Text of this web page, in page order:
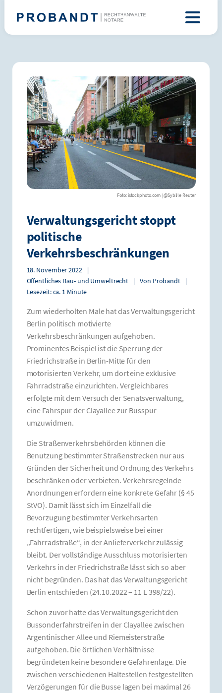
istockphoto.com | @Sybille Reuter
Verwaltungsgericht stoppt
politische
Verkehrsbeschränkungen
18. November 2022
|
Öffentliches Bau- und Umweltrecht
| Von Probandt
|
Lesezeit: ca. 1 Minute
Zum wiederholten Male hat das Verwaltungsgericht
Berlin politisch motivierte
Verkehrsbeschränkungen aufgehoben.
Prominentes Beispiel ist die Sperrung der
Friedrichstraße in Berlin-Mitte für den
motorisierten Verkehr, um dort eine exklusive
Fahrradstraße einzurichten. Vergleichbares
erfolgte mit dem Versuch der Senatsverwaltung,
eine Fahrspur der Clayallee zur Busspur
umzuwidmen.
Die Straßenverkehrsbehörden können die
Benutzung bestimmter Straßenstrecken nur aus
Gründen der Sicherheit und Ordnung des Verkehrs
beschränken oder verbieten. Verkehrsregelnde
Anordnungen erfordern eine konkrete Gefahr (§ 45
StVO). Damit lässt sich im Einzelfall die
Bevorzugung bestimmter Verkehrsarten
rechtfertigen, wie beispielsweise bei einer
„Fahrradstraße“, in der Anlieferverkehr zulässig
bleibt. Der vollständige Ausschluss motorisierten
Verkehrs in der Friedrichstraße lässt sich so aber
nicht begründen. Das hat das Verwaltungsgericht
Berlin entschieden (24.10.2022 – 11 L 398/22).
Schon zuvor hatte das Verwaltungsgericht den
Bussonderfahrstreifen in der Clayallee zwischen
Argentinischer Allee und Riemeisterstraße
aufgehoben. Die örtlichen Verhältnisse
begründeten keine besondere Gefahrenlage. Die
zwischen verschiedenen Haltestellen festgestellten
Verzögerungen für die Busse lagen bei maximal 26